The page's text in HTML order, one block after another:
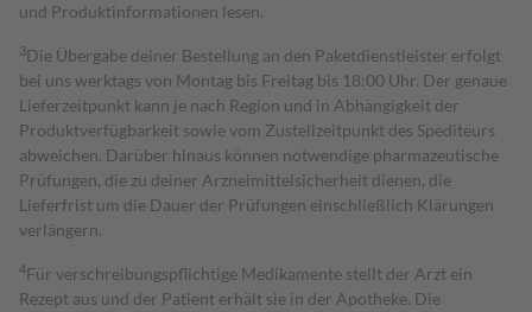
und Produktinformationen lesen.
3Die Übergabe deiner Bestellung an den Paketdienstleister erfolgt
bei uns werktags von Montag bis Freitag bis 18:00 Uhr. Der genaue
Lieferzeitpunkt kann je nach Region und in Abhängigkeit der
Produktverfügbarkeit sowie vom Zustellzeitpunkt des Spediteurs
abweichen. Darüber hinaus können notwendige pharmazeutische
Prüfungen, die zu deiner Arzneimittelsicherheit dienen, die
Lieferfrist um die Dauer der Prüfungen einschließlich Klärungen
verlängern.
4Für verschreibungspflichtige Medikamente stellt der Arzt ein
Rezept aus und der Patient erhält sie in der Apotheke. Die